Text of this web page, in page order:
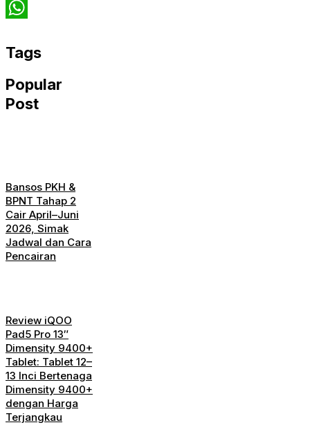
Twitter
Tags
Popular
Post
Bansos PKH &
BPNT Tahap 2
Cair April–Juni
2026, Simak
Jadwal dan Cara
Pencairan
Review iQOO
Pad5 Pro 13″
Dimensity 9400+
Tablet: Tablet 12–
13 Inci Bertenaga
Dimensity 9400+
dengan Harga
Terjangkau